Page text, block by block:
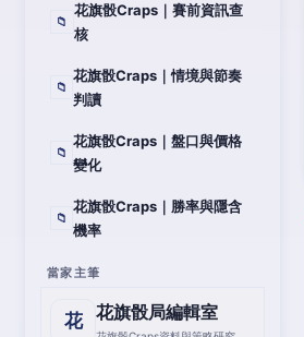
📁
花旗骰Craps｜賽前資訊查
核
📁
花旗骰Craps｜情境與節奏
判讀
📁
花旗骰Craps｜盤口與價格
變化
📁
花旗骰Craps｜勝率與隱含
機率
當家主筆
花 花旗骰局編輯室